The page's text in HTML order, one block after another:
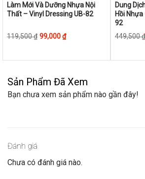
This
product
multiple
The
may
be
product
Làm Mới Và Dưỡng Nhựa Nội
Thất – Vinyl Dressing UB-82
119,500₫ 99,000₫
This
product
has
multiple
The
be
Dung
Hồi
92
449,500₫
Sản Phẩm Đã Xem
Bạn chưa xem sản phẩm nào gần đây!
Đánh giá
Chưa có đánh giá nào.